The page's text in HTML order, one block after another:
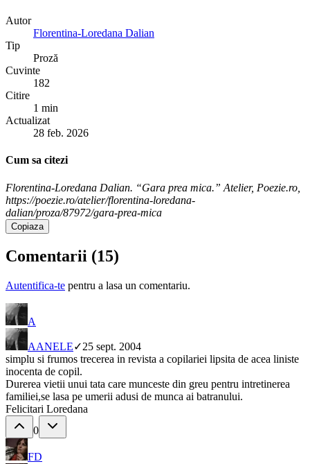
Autor
Florentina-Loredana Dalian
Tip
Proză
Cuvinte
182
Citire
1 min
Actualizat
28 feb. 2026
Cum sa citezi
Florentina-Loredana Dalian. “Gara prea mica.” Atelier, Poezie.ro,
https://poezie.ro/atelier/florentina-loredana-
dalian/proza/87972/gara-prea-mica
Copiaza
Comentarii (15)
Autentifica-te pentru a lasa un comentariu.
A
AANELE✓25 sept. 2004
simplu si frumos trecerea in revista a copilariei lipsita de acea liniste
inocenta de copil.
Durerea vietii unui tata care munceste din greu pentru intretinerea
familiei,se lasa pe umerii adusi de munca ai batranului.
Felicitari Loredana
0
FD